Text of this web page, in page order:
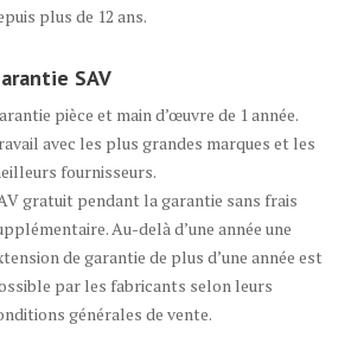
plus de 12 ans.
SAV
pièce et main d’œuvre de 1 année.
avec les plus grandes marques et les
fournisseurs.
gratuit pendant la garantie sans frais
Au-delà d’une année une
de garantie de plus d’une année est
par les fabricants selon leurs
générales de vente.